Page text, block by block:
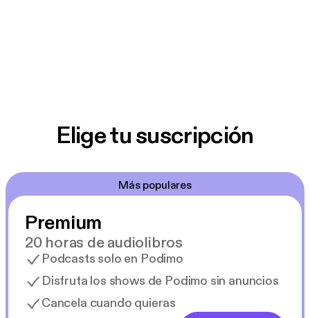
Elige tu suscripción
Más populares
Premium
20 horas de audiolibros
Podcasts solo en Podimo
Disfruta los shows de Podimo sin anuncios
Cancela cuando quieras